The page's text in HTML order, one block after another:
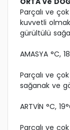
Parçalı ve
kuvvetli
gürültülü
AMASYA °C,
Parçalı ve
sağanak ve
ARTVİN °C,
Parçalı ve